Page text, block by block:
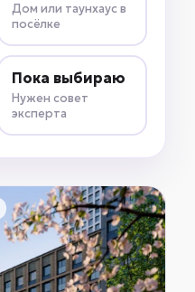
Дом или таунхаус в
посёлке
Пока выбираю
Нужен совет
эксперта